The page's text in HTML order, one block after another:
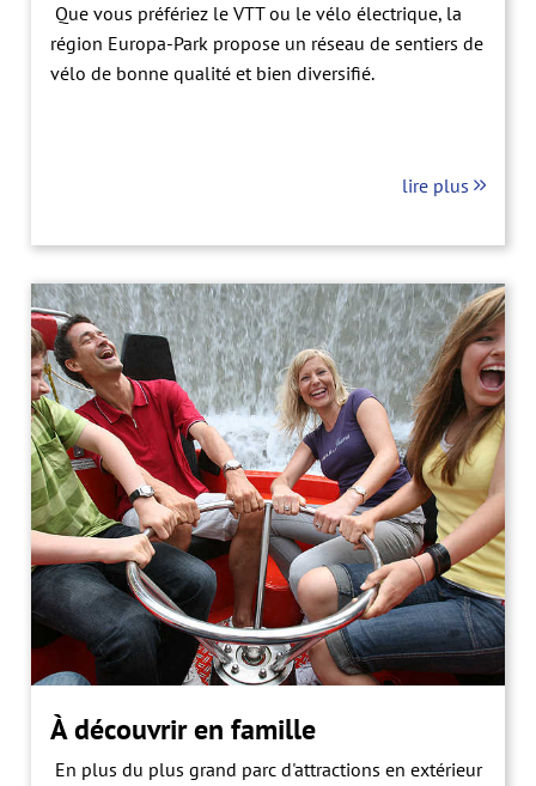
Que vous préfériez le VTT ou le vélo électrique, la
région Europa-Park propose un réseau de sentiers de
vélo de bonne qualité et bien diversifié.
lire plus
À découvrir en famille
En plus du plus grand parc d'attractions en extérieur